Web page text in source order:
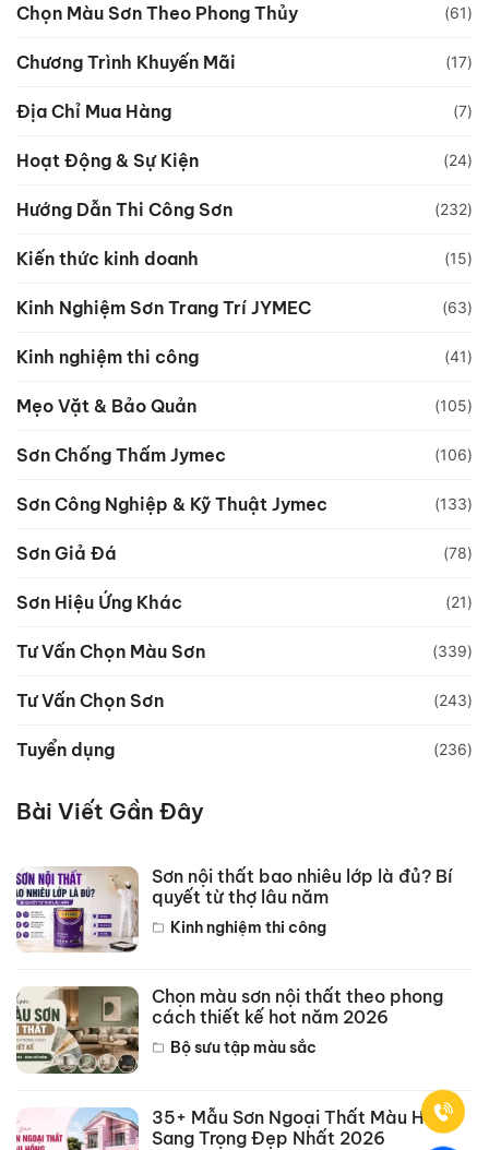
Chọn Màu Sơn Theo Phong Thủy (61)
Chương Trình Khuyến Mãi (17)
Địa Chỉ Mua Hàng (7)
Hoạt Động & Sự Kiện (24)
Hướng Dẫn Thi Công Sơn (232)
Kiến thức kinh doanh (15)
Kinh Nghiệm Sơn Trang Trí JYMEC (63)
Kinh nghiệm thi công (41)
Mẹo Vặt & Bảo Quản (105)
Sơn Chống Thấm Jymec (106)
Sơn Công Nghiệp & Kỹ Thuật Jymec (133)
Sơn Giả Đá (78)
Sơn Hiệu Ứng Khác (21)
Tư Vấn Chọn Màu Sơn (339)
Tư Vấn Chọn Sơn (243)
Tuyển dụng (236)
Bài Viết Gần Đây
Sơn nội thất bao nhiêu lớp là đủ? Bí
quyết từ thợ lâu năm
Kinh nghiệm thi công
Chọn màu sơn nội thất theo phong
cách thiết kế hot năm 2026
Bộ sưu tập màu sắc
35+ Mẫu Sơn Ngoại Thất Màu Hồng
Sang Trọng Đẹp Nhất 2026